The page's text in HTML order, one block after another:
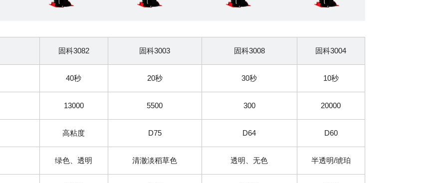
固科3082 固科3003 固科3008 固科3004
40秒 20秒 30秒 10秒
13000 5500 300 20000
高粘度 D75 D64 D60
绿色、透明 清澈淡稻草色 透明、无色 半透明/琥珀